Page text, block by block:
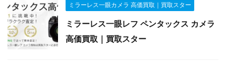
ミラーレス一眼カメラ 高価買取｜買取スター
ミラーレス一眼レフ ペンタックス カメラ
高価買取｜買取スター